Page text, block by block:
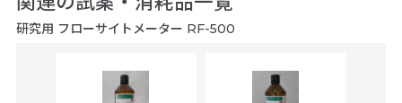
研究用 フローサイトメーター RF-500